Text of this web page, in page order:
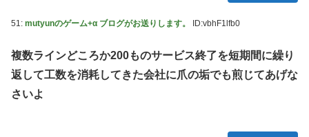
51: mutyunのゲーム+α ブログがお送りします。 ID:vbhF1lfb0
複数ラインどころか200ものサービス終了を短期間に繰り
返して工数を消耗してきた会社に爪の垢でも煎じてあげな
さいよ